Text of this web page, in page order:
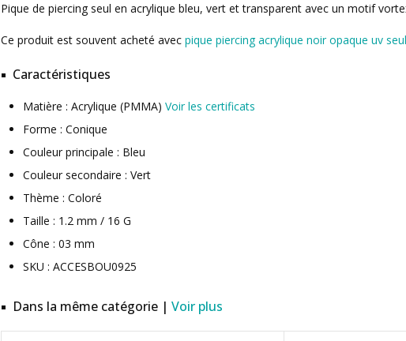
Pique de piercing seul en acrylique bleu, vert et transparent avec un motif
Ce produit est souvent acheté avec pique piercing acrylique noir opaque uv seul
Caractéristiques
Matière : Acrylique (PMMA) Voir les certificats
Forme : Conique
Couleur principale : Bleu
Couleur secondaire : Vert
Thème : Coloré
Taille : 1.2 mm / 16 G
Cône : 03 mm
SKU : ACCESBOU0925
Dans la même catégorie | Voir plus